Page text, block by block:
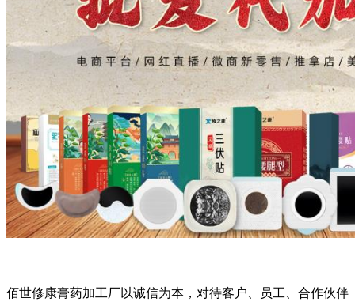
佰世修康膏药加工厂以诚信为本，对待客户、员工、合作伙伴